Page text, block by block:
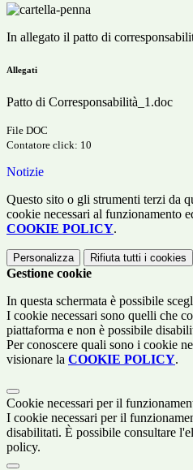
In allegato il patto di
Allegati
Patto di Corresponsabilità_1.doc
File DOC
Contatore click: 10
Notizie
Questo sito o gli strumenti terzi da
cookie necessari al funzionamento
COOKIE POLICY.
Personalizza Rifiuta tutti i cookies
Gestione cookie
In questa schermata è possibile
I cookie necessari sono quelli che
piattaforma e non è possibile
Per conoscere quali sono i cookie
visionare la COOKIE POLICY.
Cookie necessari per il
I cookie necessari per il
disabilitati. È possibile consultare
policy.